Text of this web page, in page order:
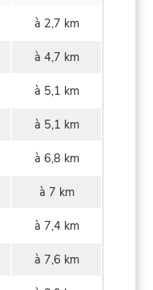
à 2,7 km
à 4,7 km
à 5,1 km
à 5,1 km
à 6,8 km
à 7 km
à 7,4 km
à 7,6 km